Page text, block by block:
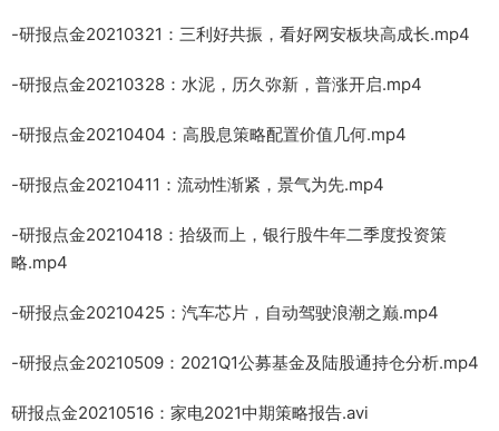
-研报点金20210321：三利好共振，看好网安板块高成长.mp4
-研报点金20210328：水泥，历久弥新，普涨开启.mp4
-研报点金20210404：高股息策略配置价值几何.mp4
-研报点金20210411：流动性渐紧，景气为先.mp4
-研报点金20210418：拾级而上，银行股牛年二季度投资策
略.mp4
-研报点金20210425：汽车芯片，自动驾驶浪潮之巅.mp4
-研报点金20210509：2021Q1公募基金及陆股通持仓分析.mp4
研报点金20210516：家电2021中期策略报告.avi